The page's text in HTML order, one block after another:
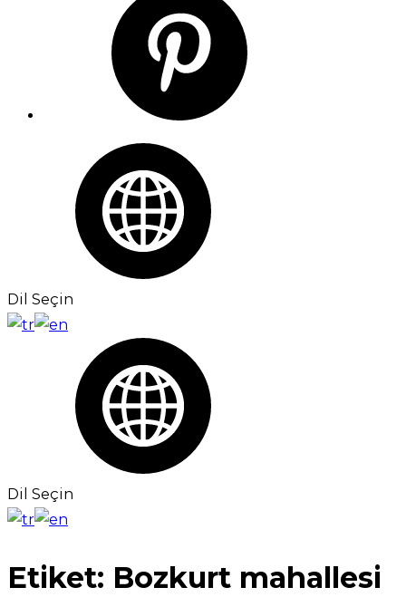
Dil Seçin
Dil Seçin
Etiket: Bozkurt mahallesi